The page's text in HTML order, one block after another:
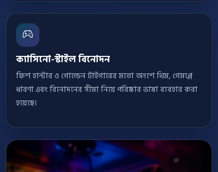
ক্যাসিনো-স্টাইল বিনোদন
ফিশ হান্টার ও গোল্ডেন টাইগারের মতো অংশে থিম, গেমপ্লে
ধারণা এবং বিনোদনের সীমা নিয়ে পরিষ্কার ভাষা ব্যবহার করা
হয়েছে।